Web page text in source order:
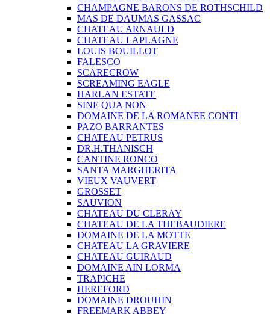
CHAMPAGNE BARONS DE ROTHSCHILD
MAS DE DAUMAS GASSAC
CHATEAU ARNAULD
CHATEAU LAPLAGNE
LOUIS BOUILLOT
FALESCO
SCARECROW
SCREAMING EAGLE
HARLAN ESTATE
SINE QUA NON
DOMAINE DE LA ROMANEE CONTI
PAZO BARRANTES
CHATEAU PETRUS
DR.H.THANISCH
CANTINE RONCO
SANTA MARGHERITA
VIEUX VAUVERT
GROSSET
SAUVION
CHATEAU DU CLERAY
CHATEAU DE LA THEBAUDIERE
DOMAINE DE LA MOTTE
CHATEAU LA GRAVIERE
CHATEAU GUIRAUD
DOMAINE AIN LORMA
TRAPICHE
HEREFORD
DOMAINE DROUHIN
FREEMARK ABBEY